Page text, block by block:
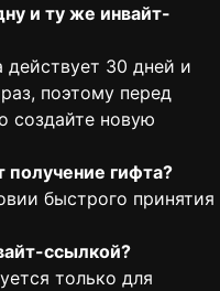
и ту же инвайт-
30 дней и
поэтому перед
создайте новую
получение гифта?
быстрого принятия
ссылкой?
только для